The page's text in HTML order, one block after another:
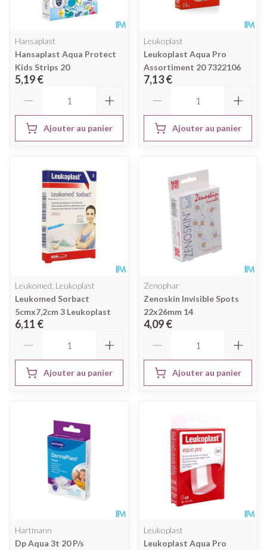
Hansaplast
Hansaplast Aqua Protect
Kids Strips 20
5,19 €
Ajouter au panier
Leukoplast
Leukoplast Aqua Pro
Assortiment 20 7322106
7,13 €
Ajouter au panier
Leukomed, Leukoplast
Leukomed Sorbact
5cmx7,2cm 3 Leukoplast
6,11 €
Ajouter au panier
Zenophar
Zenoskin Invisible Spots
22x26mm 14
4,09 €
Ajouter au panier
Hartmann
Dp Aqua 3t 20 P/s
Leukoplast
Leukoplast Aqua Pro